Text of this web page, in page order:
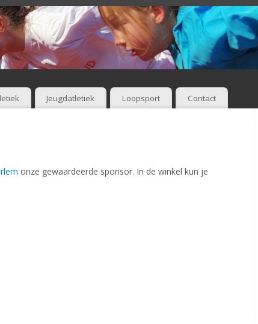
Jeugdatletiek Loopsport Contact
onze gewaardeerde sponsor. In de winkel kun je